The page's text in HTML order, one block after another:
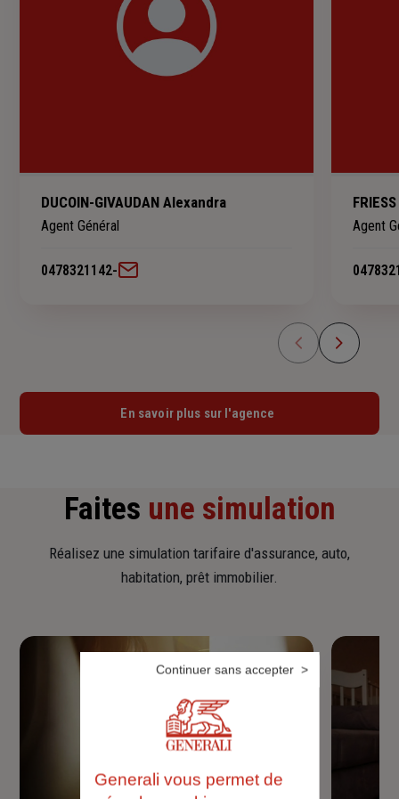
DUCOIN-GIVAUDAN Alexandra
Agent Général
0478321142-
Agent
En savoir plus sur l'agence
Faites une simulation
Réalisez une simulation tarifaire d'assurance, auto,
habitation, prêt immobilier.
Generali vous permet de
Continuer sans accepter